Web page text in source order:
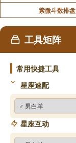
紫微斗数排盘
工具矩阵
常用快捷工具
星座速配
星座互动